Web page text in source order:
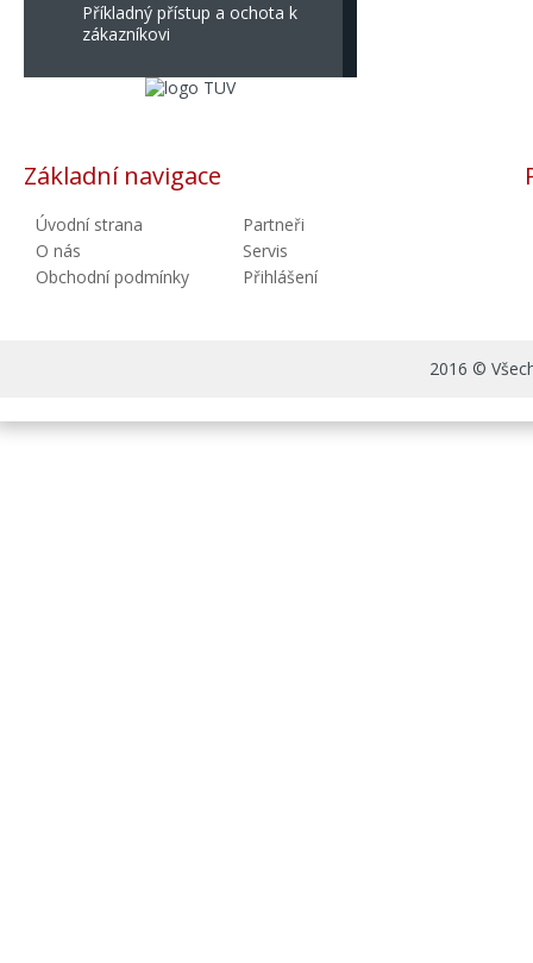
Příkladný přístup a ochota k
zákazníkovi
Základní navigace
Úvodní strana
O nás
Obchodní podmínky
Partneři
Servis
Přihlášení
2016 ©